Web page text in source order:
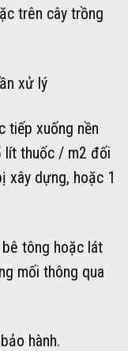
trên cây trồng
xử lý
tiếp xuống nền
lít thuốc / m2 đối
xây dựng, hoặc 1
tông hoặc lát
mối thông qua
hành.